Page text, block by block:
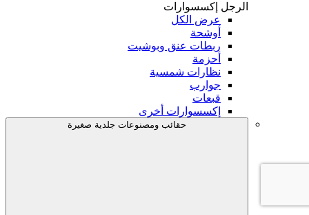
الرجل إكسسوارات
عرض الكل
أوشحة
ربطات عنق وبوشيت
أحزمة
نظارات شمسية
جوارب
قبعات
إكسسوارات أخرى
حقائب ومصنوعات جلدية صغيرة